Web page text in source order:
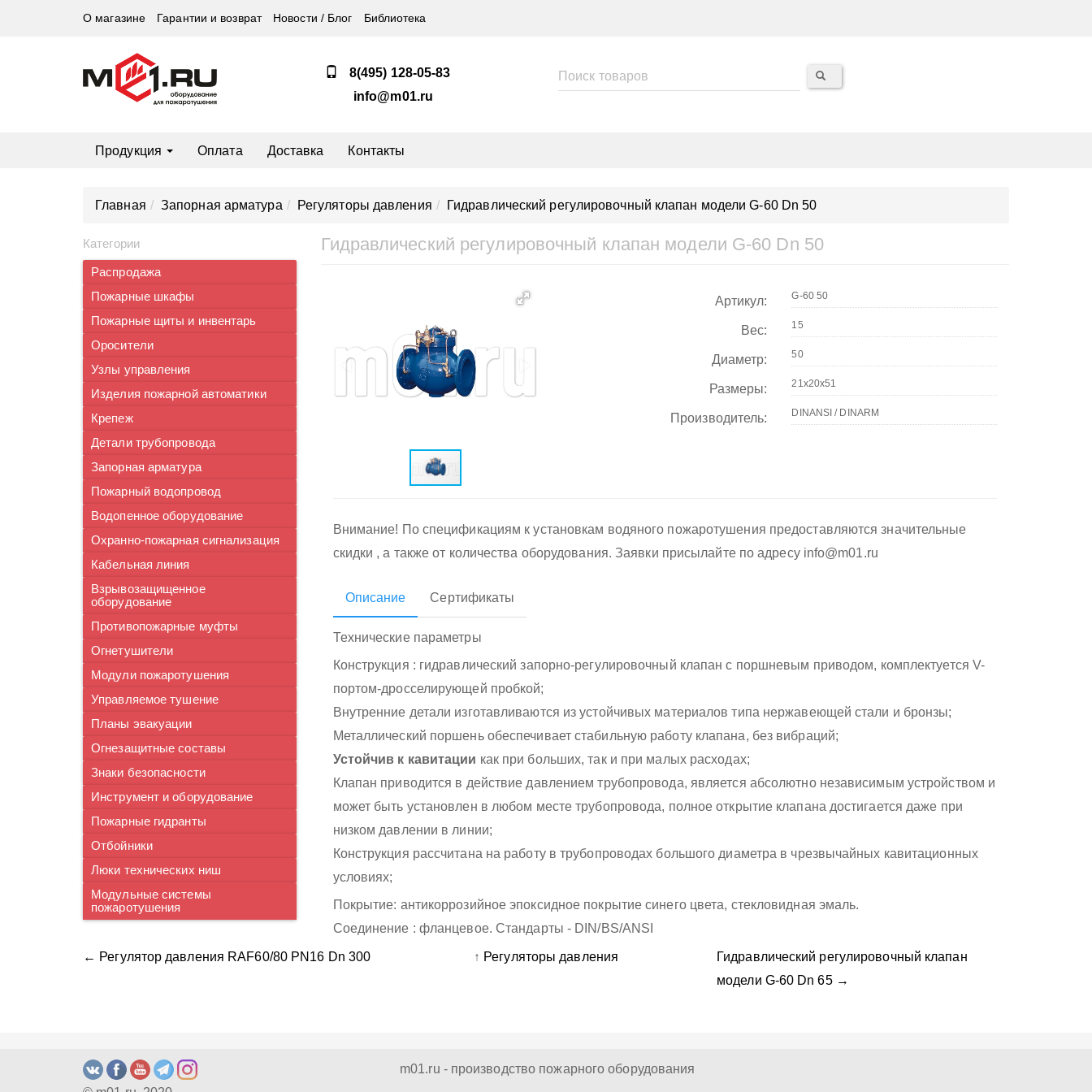
О магазине Гарантии и возврат Новости / Блог Библиотека
8(495) 128-05-83
info@m01.ru
Продукция Оплата Доставка Контакты
Главная Запорная арматура Регуляторы давления Гидравлический регулировочный клапан модели G-60 Dn 50
Категории
Распродажа
Пожарные шкафы
Пожарные щиты и инвентарь
Оросители
Узлы управления
Изделия пожарной автоматики
Крепеж
Детали трубопровода
Запорная арматура
Пожарный водопровод
Водопенное оборудование
Охранно-пожарная сигнализация
Кабельная линия
Взрывозащищенное
оборудование
Противопожарные муфты
Огнетушители
Модули пожаротушения
Управляемое тушение
Планы эвакуации
Огнезащитные составы
Знаки безопасности
Инструмент и оборудование
Пожарные гидранты
Отбойники
Люки технических ниш
Модульные системы
пожаротушения
Гидравлический регулировочный клапан модели G-60 Dn 50
Артикул:
Вес:
Диаметр:
Размеры:
Производитель:
Внимание! По спецификациям к установкам водяного пожаротушения предоставляются значительные
скидки , а также от количества оборудования. Заявки присылайте по адресу info@m01.ru
Описание Сертификаты
Технические параметры
Конструкция : гидравлический запорно-регулировочный клапан с поршневым приводом, комплектуется V-
портом-дросселирующей пробкой;
Внутренние детали изготавливаются из устойчивых материалов типа нержавеющей стали и бронзы;
Металлический поршень обеспечивает стабильную работу клапана, без вибраций;
Устойчив к кавитации как при больших, так и при малых расходах;
Клапан приводится в действие давлением трубопровода, является абсолютно независимым устройством и
может быть установлен в любом месте трубопровода, полное открытие клапана достигается даже при
низком давлении в линии;
Конструкция рассчитана на работу в трубопроводах большого диаметра в чрезвычайных кавитационных
условиях;
Покрытие: антикоррозийное эпоксидное покрытие синего цвета, стекловидная эмаль.
Соединение : фланцевое. Стандарты - DIN/BS/ANSI
← Регулятор давления RAF60/80 PN16 Dn 300 ↑ Регуляторы давления
Гидравлический регулировочный клапан
модели G-60 Dn 65 →
m01.ru - производство пожарного оборудования